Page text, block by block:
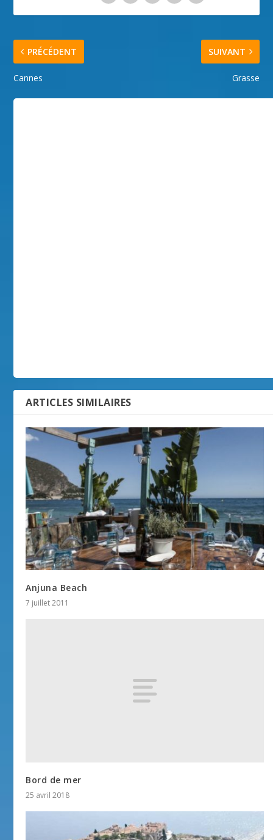
PRÉCÉDENT
Cannes
SUIVANT
Grasse
ARTICLES SIMILAIRES
Anjuna Beach
7 juillet 2011
Bord de mer
25 avril 2018